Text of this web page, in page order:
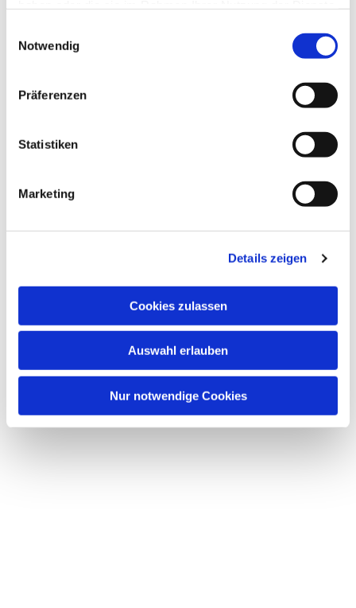
Notwendig
Präferenzen
Statistiken
Marketing
Details zeigen
Cookies zulassen
Auswahl erlauben
Nur notwendige Cookies
Dies könnte Sie auch
interessieren